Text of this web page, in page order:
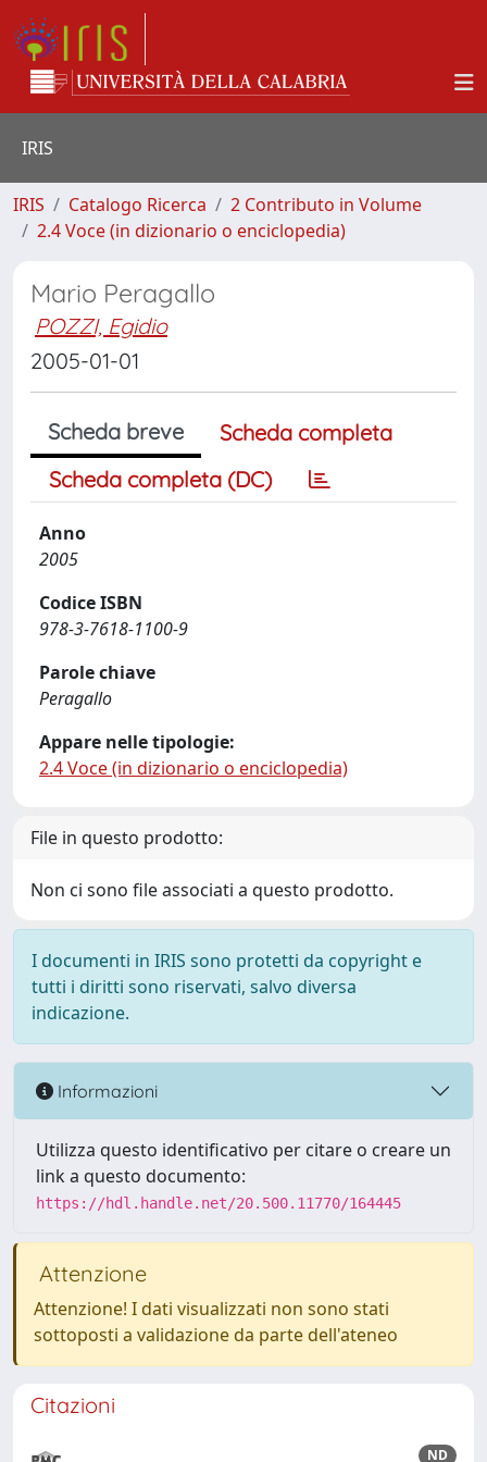
IRIS
IRIS Catalogo Ricerca
2 Contributo in Volume
2.4 Voce (in dizionario o enciclopedia)
Mario Peragallo
POZZI, Egidio
2005-01-01
Scheda breve
Scheda completa
Scheda completa (DC)
Anno
2005
Codice ISBN
978-3-7618-1100-9
Parole chiave
Peragallo
Appare nelle tipologie:
2.4 Voce (in dizionario o enciclopedia)
File in questo prodotto:
Non ci sono file associati a questo prodotto.
I documenti in IRIS sono protetti da copyright e
tutti i diritti sono riservati, salvo diversa
indicazione.
Informazioni
Utilizza questo identificativo per citare o creare un
link a questo documento:
https://hdl.handle.net/20.500.11770/164445
Attenzione
Attenzione! I dati visualizzati non sono stati
sottoposti a validazione da parte dell'ateneo
Citazioni
ND